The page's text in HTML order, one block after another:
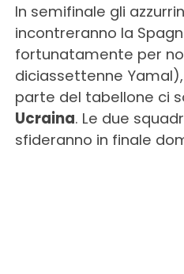
In semifinale gli
incontreranno la
fortunatamente per
diciassettenne
parte del tabellone ci
Ucraina. Le due
sfideranno in finale